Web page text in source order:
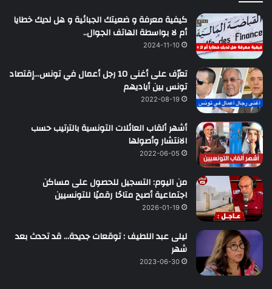
كيفية معرفة و ضعيتك الجبائية و هل لديك خطايا
أم لا بواسطة الهاتف الجوال..
2024-11-10
تعرّف على أغنى 10 رجل أعمال في تونس…إقتصاد
تونس بين أياديهم
2022-08-19
أشهر ألقاب العائلات التونسية بالترتيب حسب
الانتشار وأصولها
2022-06-05
من اليوم: التسجيل للحصول على مساكن
اجتماعية أصبح متاحًا رقميًا للتونسيين
2026-01-19
ليلى عبد اللطيف : توقعات جديدة… قد تحدث بعد
شهر
2023-06-30